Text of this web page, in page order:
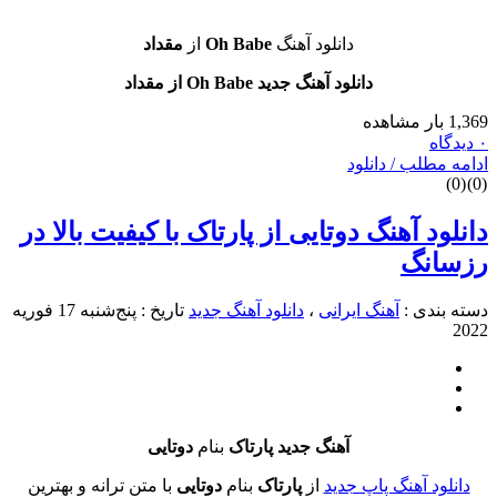
دانلود آهنگOh Babeازمقداد
دانلود آهنگ جدید Oh Babe از مقداد
/ دانلود
آهنگ دوتایی از پارتاک با کیفیت بالا در
:آهنگ ایرانی، دانلود آهنگ جدید تاریخ : پنج‌شنبه 17 فوریه
آهنگ جدید پارتاکبنامدوتایی
آهنگ پاپ جدیداز پارتاک بنامدوتاییبا متن ترانه و بهترین